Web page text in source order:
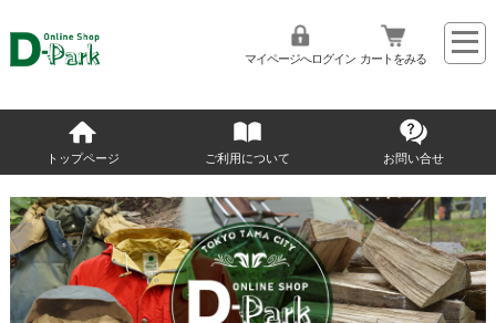
マイページへログイン カートをみる
トップページ ご利用について お問い合せ